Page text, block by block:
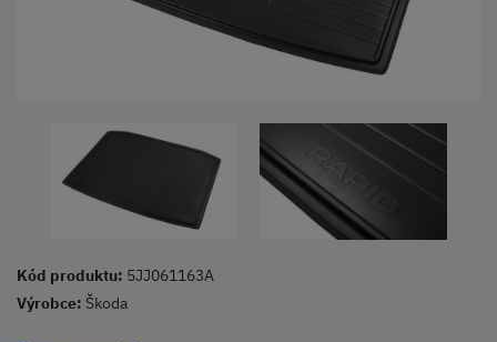
Kód produktu: 5JJ061163A
Výrobce: Škoda